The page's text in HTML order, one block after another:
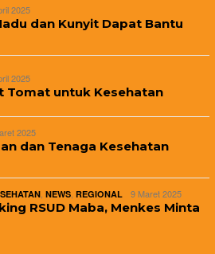
2025
dan Kunyit Dapat Bantu
2025
Tomat untuk Kesehatan
2025
dan Tenaga Kesehatan
NEWS REGIONAL 9 Maret 2025
RSUD Maba, Menkes Minta